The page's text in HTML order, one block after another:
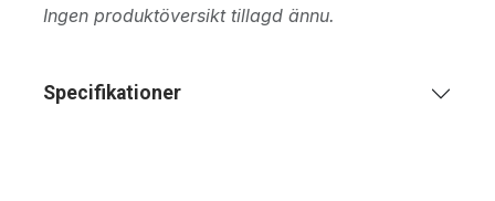
Ingen produktöversikt tillagd ännu.
Specifikationer